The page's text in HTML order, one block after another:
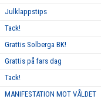
Julklappstips
Tack!
Grattis Solberga BK!
Grattis på fars dag
Tack!
MANIFESTATION MOT VÅLDET